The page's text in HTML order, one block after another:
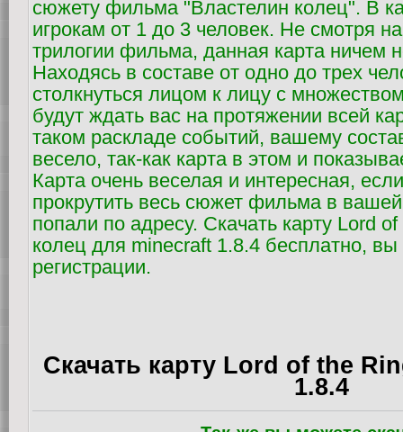
сюжету фильма "Властелин колец". В
игрокам от 1 до 3 человек. Не смотря
трилогии фильма, данная карта ничем
Находясь в составе от одно до трех
столкнуться лицом к лицу с
будут ждать вас на протяжении всей
таком раскладе событий, вашему
весело, так-как карта в этом и
Карта очень веселая и интересная,
прокрутить весь сюжет фильма в
попали по адресу. Скачать карту Lord
колец для minecraft 1.8.4 бесплатно,
регистрации.
Скачать карту Lord of the
1.8.4